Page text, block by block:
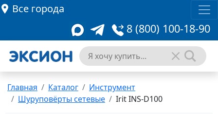
Все города
8 (800) 100-18-90
Главная Каталог
Инструмент
Шуруповёрты сетевые
Irit INS-D100